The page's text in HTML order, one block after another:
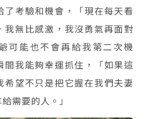
了考驗和機會，「現在每天看
我無比感激，我沒勇氣再面對
可能也不會再給我第二次機
間我能夠幸運抓住，「如果這
希望不只是把它握在我們夫妻
需要的人。」